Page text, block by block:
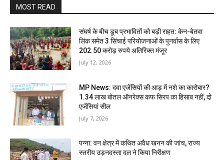
MOST READ
संघर्ष के बीच डूब प्रभावितों को बड़ी राहत: केन-बेतवा
लिंक समेत 3 सिंचाई परियोजनाओं के पुनर्वास के लिए
202.50 करोड़ रुपये अतिरिक्त मंजूर
July 12, 2026
MP News: दवा एजेंसियों की आड़ में नशे का कारोबार?
1.34 लाख बोतल ऑनरेक्स कफ सिरप का हिसाब नहीं, दो
एजेंसियां सील
July 7, 2026
पन्ना: वन क्षेत्र में कथित अवैध खनन की जांच, राज्य
स्तरीय उड़नदस्ता दल ने किया निरीक्षण